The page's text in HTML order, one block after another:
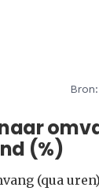
Bron:
(%)
(qua